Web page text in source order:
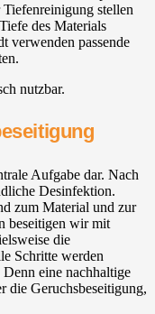
stellen
des Materials
verwenden passende
nutzbar.
Aufgabe dar. Nach
Desinfektion.
zum Material und zur
beseitigen wir mit
die
Schritte werden
eine nachhaltige
die Geruchsbeseitigung,